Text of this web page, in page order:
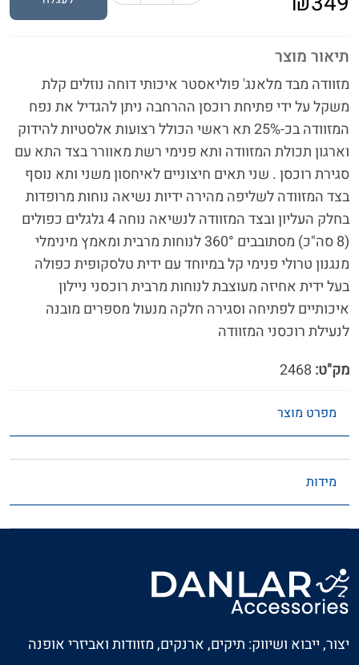
תיאור מוצר
מזוודה מבד מלאנג' פוליאסטר איכותי דוחה נוזלים קלת
משקל על ידי פתיחת רוכסן ההרחבה ניתן להגדיל את נפח
המזוודה בכ-25% תא ראשי הכולל רצועות אלסטיות להידוק
וארגון תכולת המזוודה ותא פנימי רשת מאוורר בצד התא עם
סגירת רוכסן . שני תאים חיצוניים לאיחסון משני ותא נוסף
בצד המזוודה לשליפה מהירה ידיות נשיאה נוחות מרופדות
בחלק העליון ובצד המזוודה לנשיאה נוחה 4 גלגלים כפולים
(8 סה"כ) מסתובבים 360° לנוחות מרבית ומאמץ מינימלי
מנגנון טרולי פנימי קל במיוחד עם ידית טלסקופית כפולה
בעל ידית אחיזה מעוצבת לנוחות מרבית רוכסני ניילון
איכותיים לפתיחה וסגירה חלקה מנעול מספרים מובנה
לנעילת רוכסני המזוודה
מק"ט:
מפרט מוצר
מידות
יצור, ייבוא ושיווק: תיקים, ארנקים, מזוודות ואביזרי אופנה